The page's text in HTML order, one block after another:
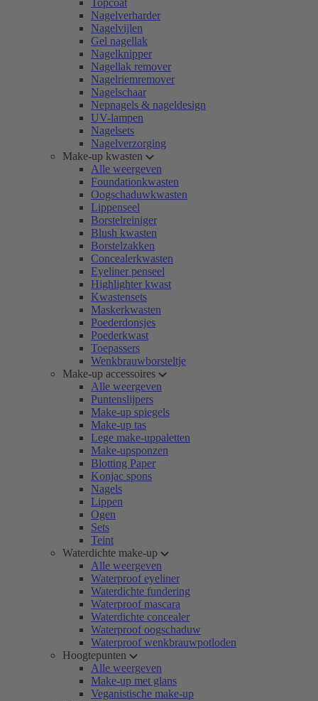
Topcoat
Nagelverharder
Nagelvijlen
Gel nagellak
Nagelknipper
Nagellak remover
Nagelriemremover
Nagelschaar
Nepnagels & nageldesign
UV-lampen
Nagelsets
Nagelverzorging
Make-up kwasten
Alle weergeven
Foundationkwasten
Oogschaduwkwasten
Lippenseel
Borstelreiniger
Blush kwasten
Borstelzakken
Concealerkwasten
Eyeliner penseel
Highlighter kwast
Kwastensets
Maskerkwasten
Poederdonsjes
Poederkwast
Toepassers
Wenkbrauwborsteltje
Make-up accessoires
Alle weergeven
Puntenslijpers
Make-up spiegels
Make-up tas
Lege make-uppaletten
Make-upsponzen
Blotting Paper
Konjac spons
Nagels
Lippen
Ogen
Sets
Teint
Waterdichte make-up
Alle weergeven
Waterproof eyeliner
Waterdichte fundering
Waterproof mascara
Waterdichte concealer
Waterproof oogschaduw
Waterproof wenkbrauwpotloden
Hoogtepunten
Alle weergeven
Make-up met glans
Veganistische make-up